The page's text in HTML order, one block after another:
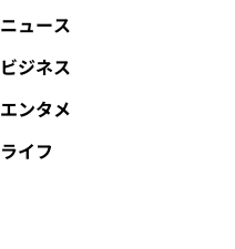
ニュース
ビジネス
エンタメ
ライフ